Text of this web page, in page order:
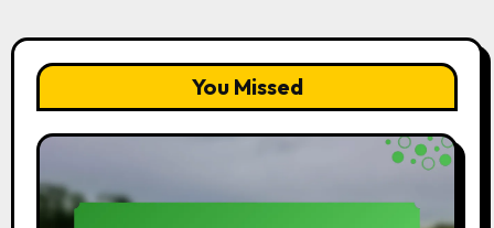
You Missed